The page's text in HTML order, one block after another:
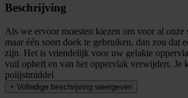
Beschrijving
Als we ervoor moesten kiezen om voor al onze
maar één soort doek te gebruiken, dan zou dat
zijn. Het is vriendelijk voor uw gelakte
vuil opheft en van het oppervlak verwijdert. Je
polijstmiddel
+ Volledige beschrijving weergeven